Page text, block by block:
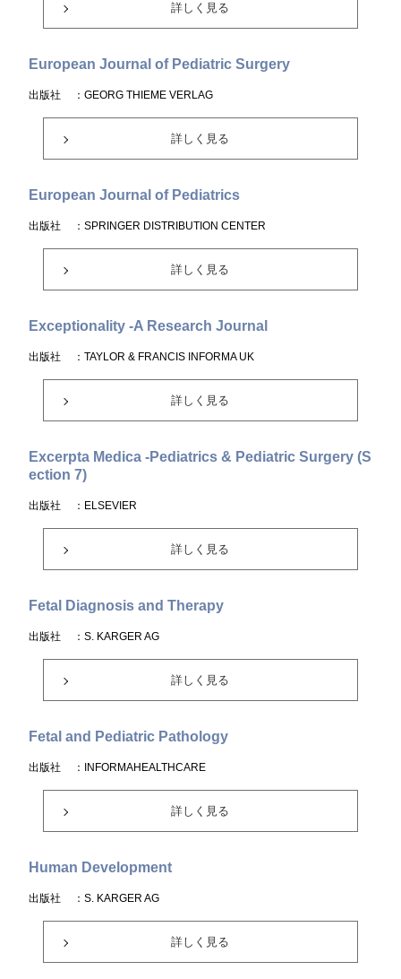
詳しく見る
European Journal of Pediatric Surgery
出版社 ：GEORG THIEME VERLAG
詳しく見る
European Journal of Pediatrics
出版社 ：SPRINGER DISTRIBUTION CENTER
詳しく見る
Exceptionality -A Research Journal
出版社 ：TAYLOR & FRANCIS INFORMA UK
詳しく見る
Excerpta Medica -Pediatrics & Pediatric Surgery (S
ection 7)
出版社 ：ELSEVIER
詳しく見る
Fetal Diagnosis and Therapy
出版社 ：S. KARGER AG
詳しく見る
Fetal and Pediatric Pathology
出版社 ：INFORMAHEALTHCARE
詳しく見る
Human Development
出版社 ：S. KARGER AG
詳しく見る